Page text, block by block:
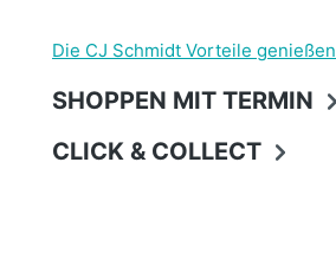
Die CJ Schmidt Vorteile genießen
SHOPPEN MIT TERMIN
CLICK & COLLECT